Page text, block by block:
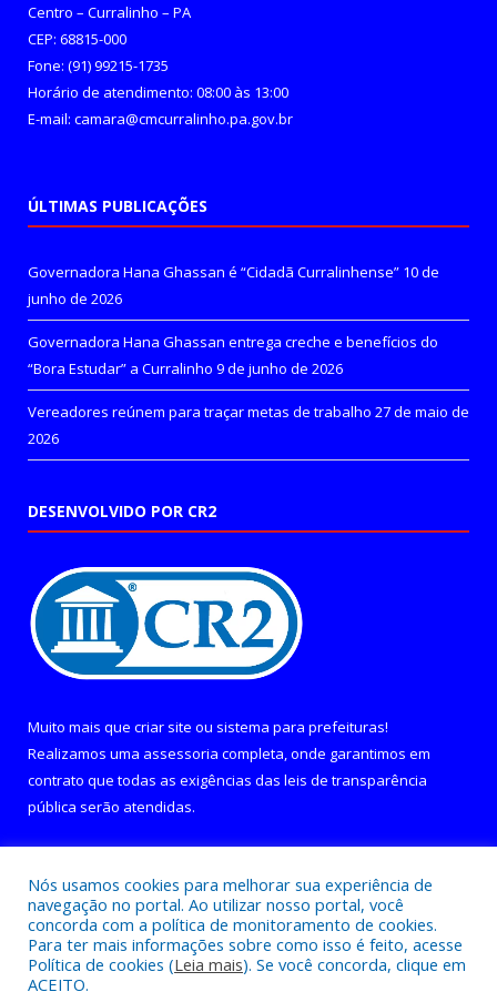
Centro – Curralinho – PA
CEP: 68815-000
Fone: (91) 99215-1735
Horário de atendimento: 08:00 às 13:00
E-mail: camara@cmcurralinho.pa.gov.br
ÚLTIMAS PUBLICAÇÕES
Governadora Hana Ghassan é “Cidadã Curralinhense” 10 de
junho de 2026
Governadora Hana Ghassan entrega creche e benefícios do
“Bora Estudar” a Curralinho 9 de junho de 2026
Vereadores reúnem para traçar metas de trabalho 27 de maio de
2026
DESENVOLVIDO POR CR2
Muito mais que criar site ou sistema para prefeituras!
Realizamos uma assessoria completa, onde garantimos em
contrato que todas as exigências das leis de transparência
pública serão atendidas.
Todos os direitos reservados a Câmara Municipal de Curralinho.
Nós usamos cookies para melhorar sua experiência de
navegação no portal. Ao utilizar nosso portal, você
concorda com a política de monitoramento de cookies.
Para ter mais informações sobre como isso é feito, acesse
Política de cookies (Leia mais). Se você concorda, clique em
ACEITO.